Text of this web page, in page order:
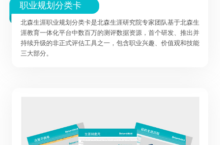
职业规划分类卡
北森生涯职业规划分类卡是北森生涯研究院专家团队基于北森生
涯教育一体化平台中数百万的测评数据资源，首个研发、推出并
持续升级的非正式评估工具之一，包含职业兴趣、价值观和技能
三大部分。